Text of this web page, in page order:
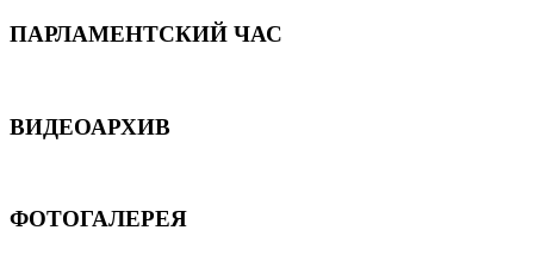
ПАРЛАМЕНТСКИЙ ЧАС
ВИДЕОАРХИВ
ФОТОГАЛЕРЕЯ